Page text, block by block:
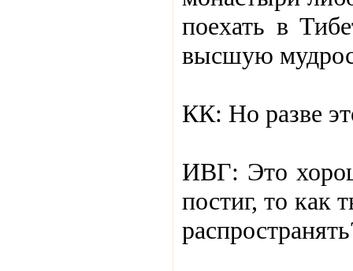
поехать в
высшую
КК: Но разве
ИВГ: Это
постиг, то как